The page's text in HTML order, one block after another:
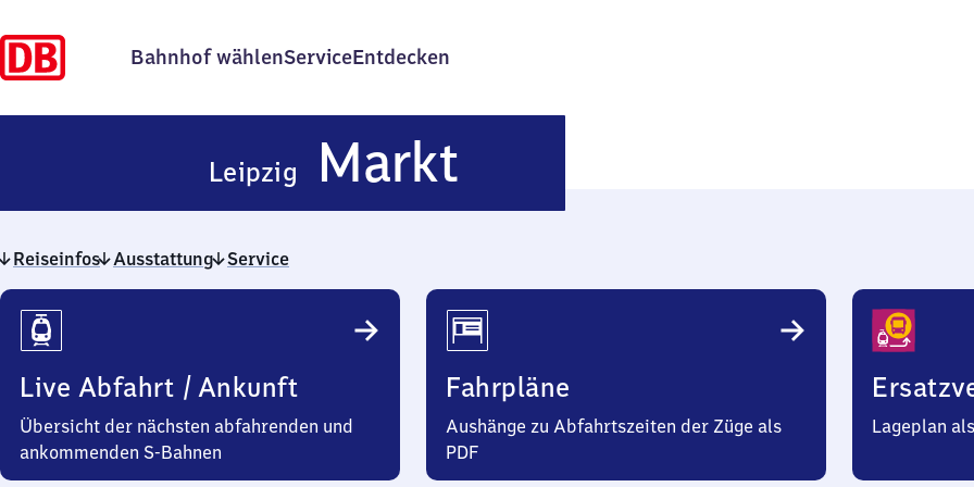
Bahnhof wählenServiceEntdecken
Leipzig MarktLeipzig
Markt
Reiseinfos Ausstattung Service
Reiseinfos
Live Abfahrt / Ankunft
Übersicht der nächsten abfahrenden und
ankommenden S-Bahnen
Fahrpläne
Aushänge zu Abfahrtszeiten der Züge als
PDF
Lageplan